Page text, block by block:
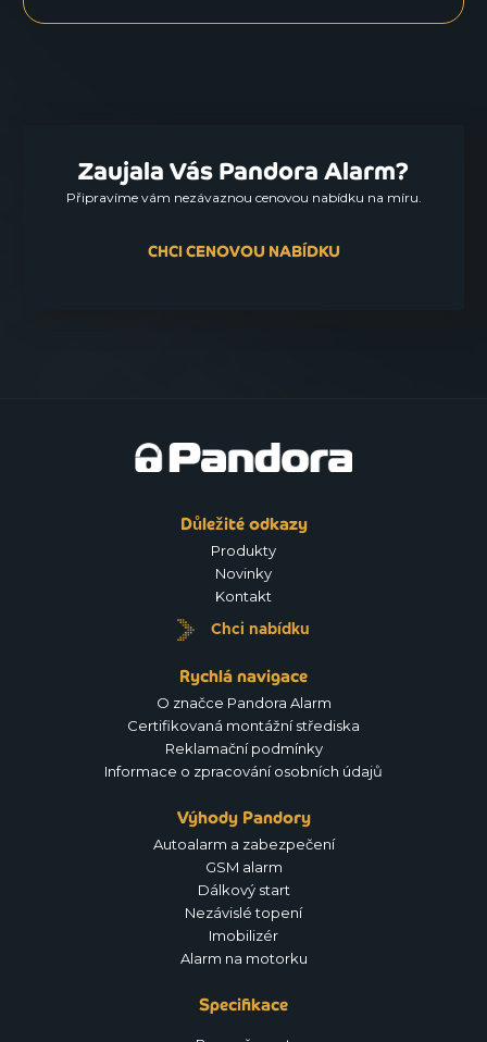
Zaujala Vás Pandora Alarm?
Připravíme vám nezávaznou cenovou nabídku na míru.
CHCI CENOVOU NABÍDKU
Důležité odkazy
Produkty
Novinky
Kontakt
Chci nabídku
Rychlá navigace
O značce Pandora Alarm
Certifikovaná montážní střediska
Reklamační podmínky
Informace o zpracování osobních údajů
Výhody Pandory
Autoalarm a zabezpečení
GSM alarm
Dálkový start
Nezávislé topení
Imobilizér
Alarm na motorku
Specifikace